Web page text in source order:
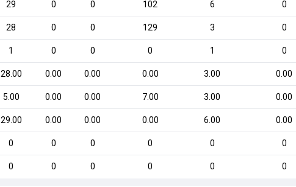
29 0 0 102 6 0
28 0 0 129 3 0
1 0 0 0 1 0
28.00 0.00 0.00 0.00 3.00 0.00
5.00 0.00 0.00 7.00 3.00 0.00
29.00 0.00 0.00 0.00 6.00 0.00
0 0 0 0 0 0
0 0 0 0 0 0